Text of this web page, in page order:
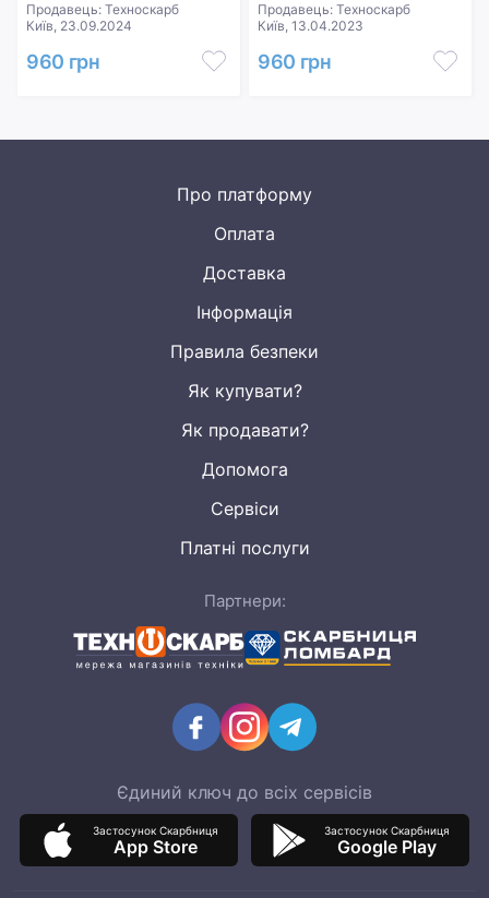
Продавець: Техноскарб
Київ, 23.09.2024
960 грн
Продавець: Техноскарб
Київ, 13.04.2023
960 грн
Про платформу
Оплата
Доставка
Інформація
Правила безпеки
Як купувати?
Як продавати?
Допомога
Сервіси
Платні послуги
Партнери:
Єдиний ключ до всіх сервісів
Застосунок Скарбниця
App Store
Застосунок Скарбниця
Google Play